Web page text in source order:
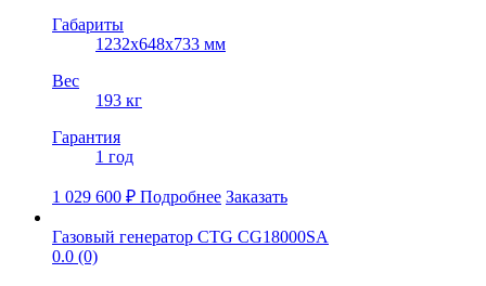
Габариты
1232х648х733 мм
Вес
193 кг
Гарантия
1 год
1 029 600 ₽ Подробнее Заказать
Газовый генератор CTG CG18000SA
0.0 (0)